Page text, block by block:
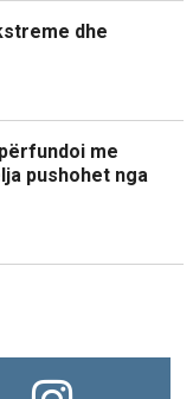
dhe
me
pushohet nga